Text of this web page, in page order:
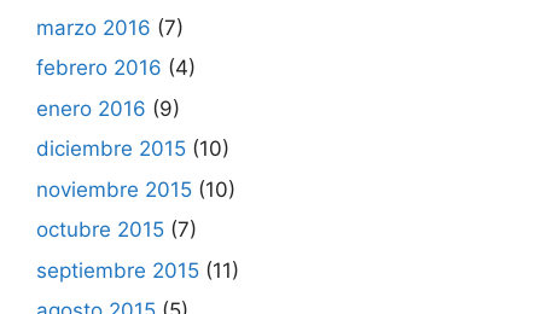
marzo 2016 (7)
febrero 2016 (4)
enero 2016 (9)
diciembre 2015 (10)
noviembre 2015 (10)
octubre 2015 (7)
septiembre 2015 (11)